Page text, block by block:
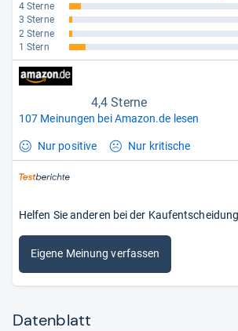
4 Sterne
3 Sterne
2 Sterne
1 Stern
4,4 Sterne
107 Meinungen bei Amazon.de lesen
Nur positive Nur kritische
Helfen Sie anderen bei der
Eigene Meinung verfassen
Datenblatt